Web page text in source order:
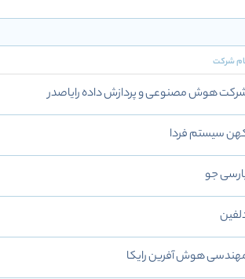
شرکت
هوش مصنوعی و پردازش داده رایاصدر
سیستم فردا
جو
هوش آفرین رایکا